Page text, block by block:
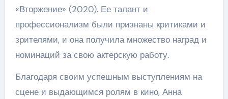
«Вторжение» (2020). Ее талант и
профессионализм были признаны критиками и
зрителями, и она получила множество наград и
номинаций за свою актерскую работу.
Благодаря своим успешным выступлениям на
сцене и выдающимся ролям в кино, Анна